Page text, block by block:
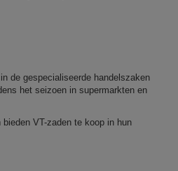
de gespecialiseerde handelszaken
het seizoen in supermarkten en
VT-zaden te koop in hun